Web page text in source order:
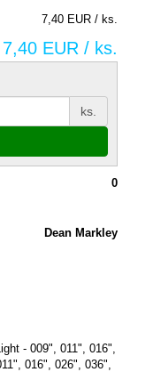
7,40 EUR / ks.
7,40 EUR / ks.
ks.
0
Dean Markley
- 009", 011", 016",
016", 026", 036",